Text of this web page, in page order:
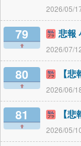
2026/05/
79 悲報
2026/07/
80 【
2026/06/
81 【
2026/05/